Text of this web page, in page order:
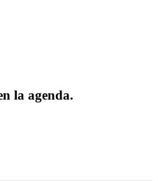
la agenda.